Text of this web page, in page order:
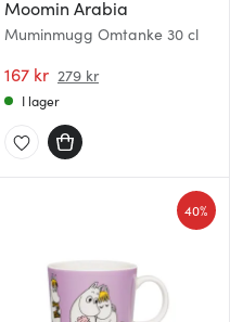
Moomin Arabia
Muminmugg Omtanke 30 cl
167 kr 279 kr
I lager
40%